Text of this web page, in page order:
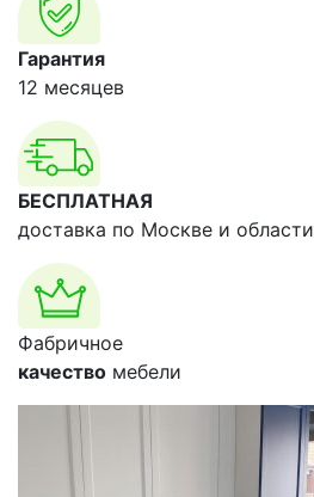
Гарантия
12 месяцев
БЕСПЛАТНАЯ
доставка по Москве и области
Фабричное
качество мебели